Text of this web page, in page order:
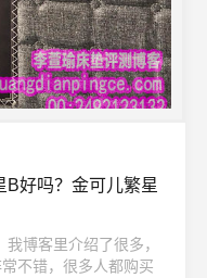
好吗？金可儿繁星
博客里介绍了很多，
不错，很多人都购买